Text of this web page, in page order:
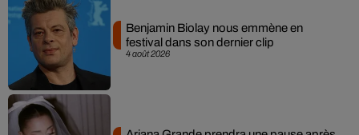
4 août 2026
Benjamin Biolay nous emmène en
festival dans son dernier clip